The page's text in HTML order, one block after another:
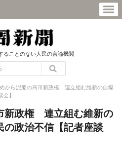
ることのない人民の言論機関
から泥船の高市新政権 連立組む維新の自爆
】
新政権 連立組む維新の
政治不信【記者座談